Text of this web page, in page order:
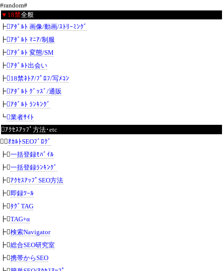
#random#
▼18禁全般
┣ｱﾀﾞﾙﾄ 画像/動画/ｽﾄﾘｰﾐﾝｸﾞ
┣ｱﾀﾞﾙﾄ ﾏﾆｱ/制服
┣ｱﾀﾞﾙﾄ 変態/SM
┣ｱﾀﾞﾙﾄ出会い
┣18禁ﾈﾄｱ/ﾌﾟﾛﾌ/写ﾒｺﾝ
┣ｱﾀﾞﾙﾄ ｸﾞｯｽﾞ/通販
┣ｱﾀﾞﾙﾄ ﾗﾝｷﾝｸﾞ
┗業者ｻｲﾄ
ｱｸｾｽｱｯﾌﾟ方法･etc
┣ｵｶﾙﾄSEOﾌﾞﾛｸﾞ
┣一括登録ﾓﾊﾞｲﾙ
┣一括登録ﾗﾝｷﾝｸﾞ
┣ｱｸｾｽｱｯﾌﾟSEO方法
┣即録ﾂｰﾙ
┣ﾀｸﾞTAG
┣TAG+α
┣検索Navigator
┣総合SEO研究室
┣携帯からSEO